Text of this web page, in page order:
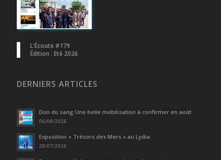
L'Écoute #179
Édition : Eté 2026
DERNIERS ARTICLES
Don du sang Une belle mobilisation à confirmer en août
06/08/2026
Exposition « Trésors des Mers » au Lydia
28/07/2026